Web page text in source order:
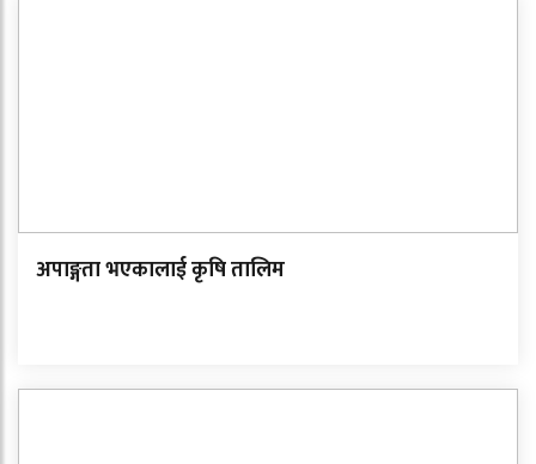
अपाङ्गता भएकालाई कृषि तालिम